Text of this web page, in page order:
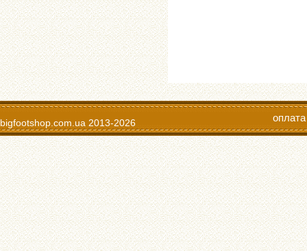
bigfootshop.com.ua 2013-2026 оплата